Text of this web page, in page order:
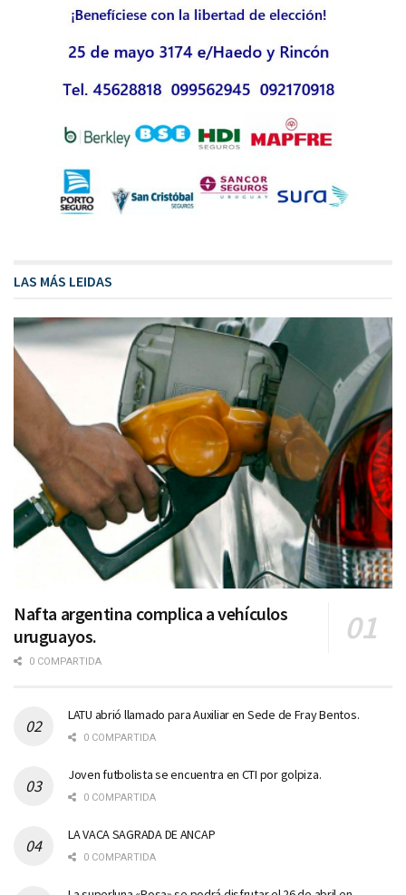
LAS MÁS LEIDAS
Nafta argentina complica a vehículos
uruguayos.
0 COMPARTIDA
LATU abrió llamado para Auxiliar en Sede de Fray Bentos.
0 COMPARTIDA
Joven futbolista se encuentra en CTI por golpiza.
0 COMPARTIDA
LA VACA SAGRADA DE ANCAP
0 COMPARTIDA